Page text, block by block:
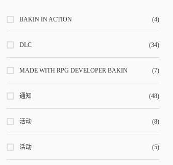
BAKIN IN ACTION (4)
DLC (34)
MADE WITH RPG DEVELOPER BAKIN (7)
通知 (48)
活动 (8)
活动 (5)